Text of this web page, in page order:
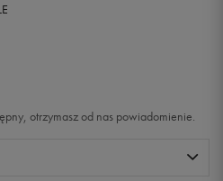
otrzymasz od nas powiadomienie.